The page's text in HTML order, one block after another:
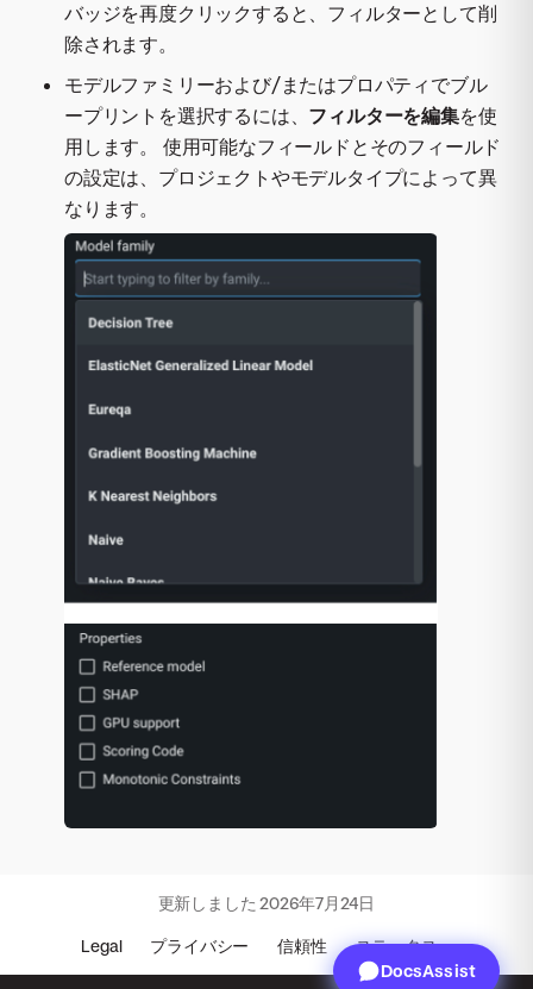
バッジを再度クリックすると、フィルターとして削
除されます。
モデルファミリーおよび/またはプロパティでブル
ープリントを選択するには、 フィルターを編集を使
用します。 使用可能なフィールドとそのフィールド
の設定は、プロジェクトやモデルタイプによって異
なります。
Legal プライバシー 信頼性 ステータス
更新しました2026年7月24日
DocsAssist